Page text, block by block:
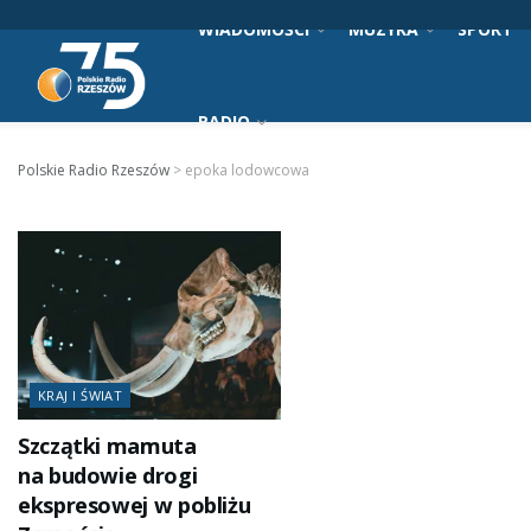
WIADOMOŚCI MUZYKA SPORT
RADIO
Polskie Radio Rzeszów > epoka lodowcowa
KRAJ I ŚWIAT
Szczątki mamuta
na budowie drogi
ekspresowej w pobliżu